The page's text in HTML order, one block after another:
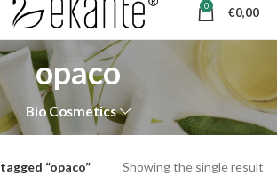
0 €0,00
opaco
Bio Cosmetics
“opaco” Showing the single result